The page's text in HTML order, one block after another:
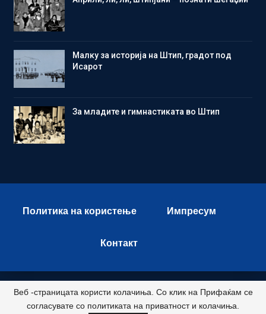
Малку за историја на Штип, градот под
Исарот
Зa младите и гимнастиката во Штип
Политика на користење Импресум
Контакт
© 2026 - Istok Press. All Rights Reserved.
Развиено и хостирано од
Веб -страницата користи колачиња. Со клик на Прифаќам се
согласувате со политиката на приватност и колачиња.